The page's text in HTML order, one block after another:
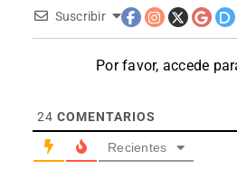
Suscribir
Por favor, accede
24 COMENTARIOS
Recientes